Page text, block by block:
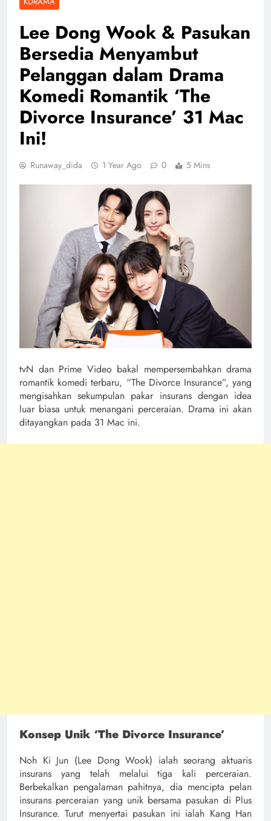
Lee Dong Wook & Pasukan
Bersedia Menyambut
Pelanggan dalam Drama
Komedi Romantik ‘The
Divorce Insurance’ 31 Mac
Ini!
Runaway_dida 1 Year Ago 0 5 Mins
tvN dan Prime Video bakal mempersembahkan drama
romantik komedi terbaru, “The Divorce Insurance”, yang
mengisahkan sekumpulan pakar insurans dengan idea
luar biasa untuk menangani perceraian. Drama ini akan
ditayangkan pada 31 Mac ini.
Konsep Unik ‘The Divorce Insurance’
Noh Ki Jun (Lee Dong Wook) ialah seorang aktuaris
insurans yang telah melalui tiga kali perceraian.
Berbekalkan pengalaman pahitnya, dia mencipta pelan
insurans perceraian yang unik bersama pasukan di Plus
Insurance. Turut menyertai pasukan ini ialah Kang Han